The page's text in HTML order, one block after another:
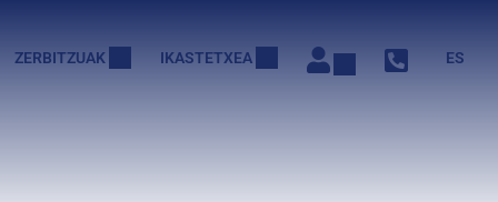
ZERBITZUAK IKASTETXEA ES